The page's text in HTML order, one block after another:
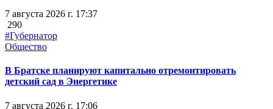
7 августа 2026 г. 17:37
290
#Губернатор
Общество
В Братске планируют капитально отремонтировать
детский сад в Энергетике
7 августа 2026 г. 17:06